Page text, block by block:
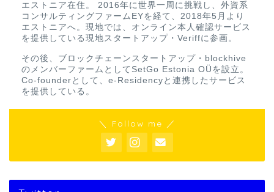
エストニア在住。 2016年に世界一周に挑戦し、外資系
コンサルティングファームEYを経て、2018年5月より
エストニアへ。現地では、オンライン本人確認サービス
を提供している現地スタートアップ・Veriffに参画。
その後、ブロックチェーンスタートアップ・blockhive
のメンバーファームとしてSetGo Estonia OÜを設立。
Co-founderとして、e-Residencyと連携したサービス
を提供している。
＼ Follow me ／